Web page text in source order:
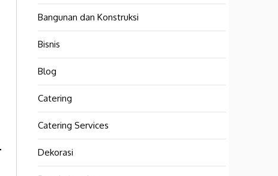
Bangunan dan Konstruksi
Bisnis
Blog
Catering
Catering Services
Dekorasi